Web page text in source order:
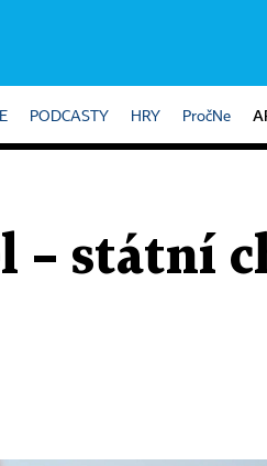
PODCASTY HRY PročNe
– státní